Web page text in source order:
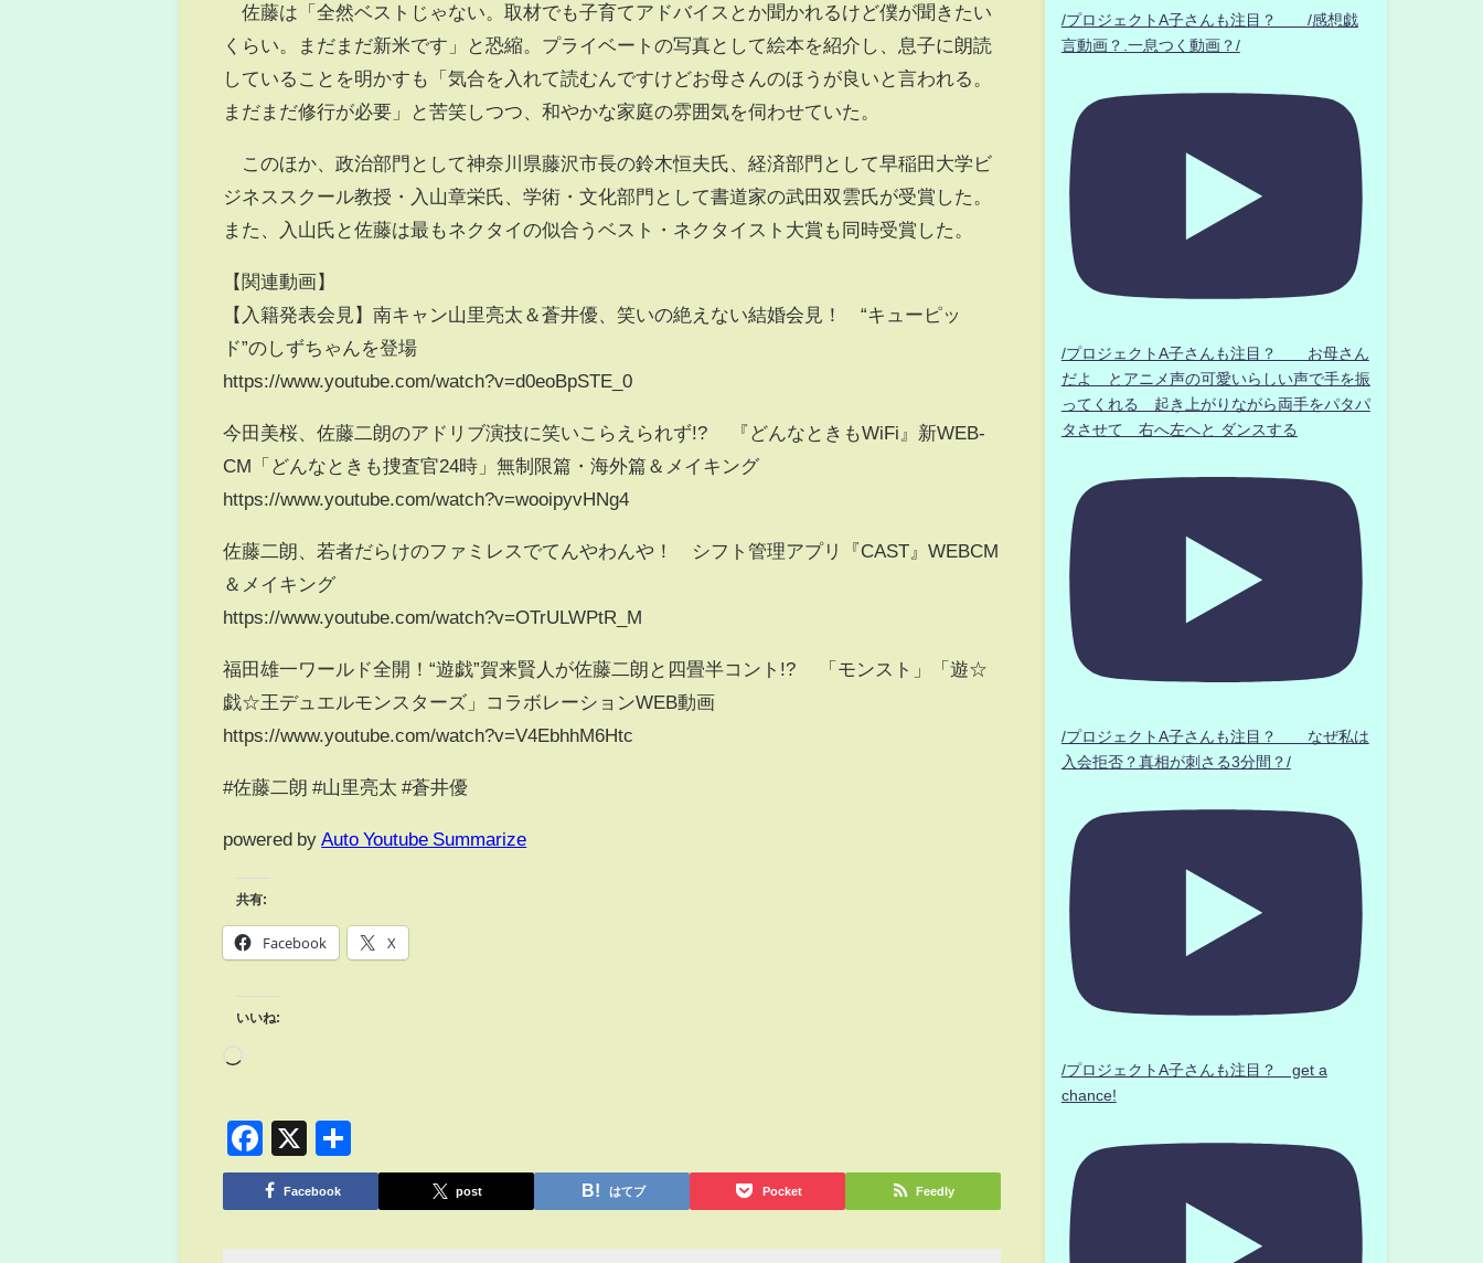
佐藤は「全然ベストじゃない。取材でも子育てアドバイスとか聞かれるけど僕が聞きたい
くらい。まだまだ新米です」と恐縮。プライベートの写真として絵本を紹介し、息子に朗読
していることを明かすも「気合を入れて読むんですけどお母さんのほうが良いと言われる。
まだまだ修行が必要」と苦笑しつつ、和やかな家庭の雰囲気を伺わせていた。
このほか、政治部門として神奈川県藤沢市長の鈴木恒夫氏、経済部門として早稲田大学ビ
ジネススクール教授・入山章栄氏、学術・文化部門として書道家の武田双雲氏が受賞した。
また、入山氏と佐藤は最もネクタイの似合うベスト・ネクタイスト大賞も同時受賞した。
【関連動画】
【入籍発表会見】南キャン山里亮太＆蒼井優、笑いの絶えない結婚会見！ “キューピッ
ド”のしずちゃんを登場
https://www.youtube.com/watch?v=d0eoBpSTE_0
今田美桜、佐藤二朗のアドリブ演技に笑いこらえられず!? 『どんなときもWiFi』新WEB-
CM「どんなときも捜査官24時」無制限篇・海外篇＆メイキング
https://www.youtube.com/watch?v=wooipyvHNg4
佐藤二朗、若者だらけのファミレスでてんやわんや！ シフト管理アプリ『CAST』WEBCM
＆メイキング
https://www.youtube.com/watch?v=OTrULWPtR_M
福田雄一ワールド全開！“遊戯”賀来賢人が佐藤二朗と四畳半コント!? 「モンスト」「遊☆
戯☆王デュエルモンスターズ」コラボレーションWEB動画
https://www.youtube.com/watch?v=V4EbhhM6Htc
#佐藤二朗 #山里亮太 #蒼井優
powered by Auto Youtube Summarize
共有:
Facebook X
いいね:
Facebook
X
有
Facebook post はてブ Pocket Feedly
/プロジェクトA子さんも注目？ /感想戯
言動画？.一息つく動画？/
/プロジェクトA子さんも注目？ お母さん
だよ とアニメ声の可愛いらしい声で手を振
ってくれる 起き上がりながら両手をパタパ
タさせて 右へ左へと ダンスする
/プロジェクトA子さんも注目？ なぜ私は
入会拒否？真相が刺さる3分間？/
/プロジェクトA子さんも注目？ get a
chance!